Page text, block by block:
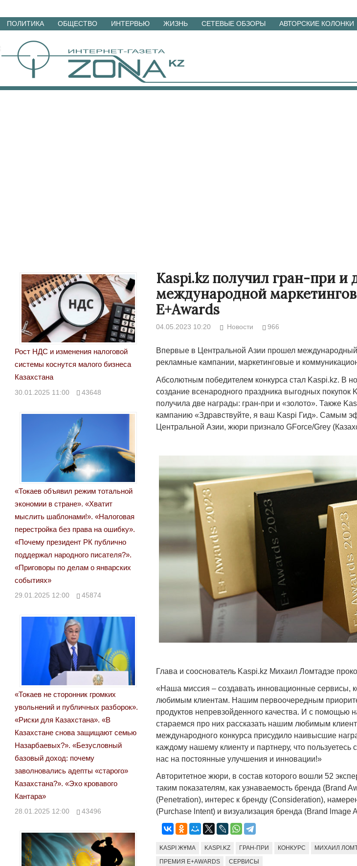
Перейти
материалам
ПОЛИТИКА ОБЩЕСТВО ИНТЕРВЬЮ ЖИЗНЬ СЕТЕВЫЕ ОБЗОРЫ АВТОРСКИЕ КОЛОНКИ
Kaspi.kz получил гран-при и
международной
E+Awards
04.05.2023 10:20 Новости 966
Впервые в Центральной Азии прошел
рекламные кампании, маркетинговые и
Абсолютным победителем конкурса стал Kaspi.kz. В
создание всенародного праздника выгодных покупок
получила две награды: гран-при и «золото». Также
кампанию «Здравствуйте, я ваш Kaspi Гид». Самым
Центральной Азии, жюри признало GForce/Grey
Глава и сооснователь Kaspi.kz Михаил Ломтадзе
«Наша миссия – создавать инновационные сервисы,
любимым клиентам. Нашим первоочередным
продуктов непревзойденного качества. И с
стараемся про них рассказать нашим любимым
международного конкурса присудило наивысшие
каждому нашему клиенту и партнеру, что
нас на постоянные улучшения и инновации!»
Авторитетное жюри, в состав которого вошли 52
таким показателям, как узнаваемость бренда (Brand
(Penetration), интерес к бренду (Consideration),
(Purchase lntent) и визуализация бренда (Brand lmage
KASPI ЖҰМА KASPI.KZ ГРАН-ПРИ КОНКУРС МИХАИЛ
ПРЕМИЯ E+AWARDS СЕРВИСЫ
Рост НДС и изменения налоговой
системы коснутся малого бизнеса
Казахстана
30.01.2025 11:00 43648
«Токаев объявил режим тотальной
экономии в стране». «Хватит
мыслить шаблонами!». «Налоговая
перестройка без права на ошибку».
«Почему президент РК публично
поддержал народного писателя?».
«Приговоры по делам о январских
событиях»
29.01.2025 12:00 45874
«Токаев не сторонник громких
увольнений и публичных разборок».
«Риски для Казахстана». «В
Казахстане снова защищают семью
Назарбаевых?». «Безусловный
базовый доход: почему
заволновались адепты «старого»
Казахстана?». «Эхо кровавого
Кантара»
28.01.2025 12:00 43496
17.10.2024 17:00 29972